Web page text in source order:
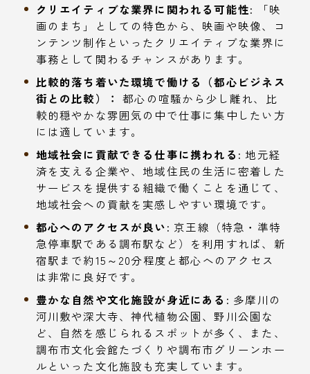
クリエイティブな業界に関われる可能性:
「映
画のまち」としての特色から、映画や映像、コ
ンテンツ制作といったクリエイティブな業界に
事務として関わるチャンスがあります。
比較的落ち着いた環境で働ける（都心ビジネス
街との比較）： 都心の喧騒から少し離れ、比
較的穏やかな雰囲気の中で仕事に集中したい方
には適しています。
地域社会に貢献できる仕事に携われる: 地元経
済を支える企業や、地域住民の生活に密着した
サービスを提供する組織で働くことを通じて、
地域社会への貢献を実感しやすい環境です。
都心へのアクセスが良い: 京王線（特急・準特
急停車駅である調布駅など）を利用すれば、新
宿駅まで約15～20分程度と都心へのアクセス
は非常に良好です。
豊かな自然や文化施設が身近にある: 多摩川の
河川敷や深大寺、神代植物公園、野川公園な
ど、自然を感じられるスポットが多く、また、
調布市文化会館たづくりや調布市グリーンホー
ルといった文化施設も充実しています。